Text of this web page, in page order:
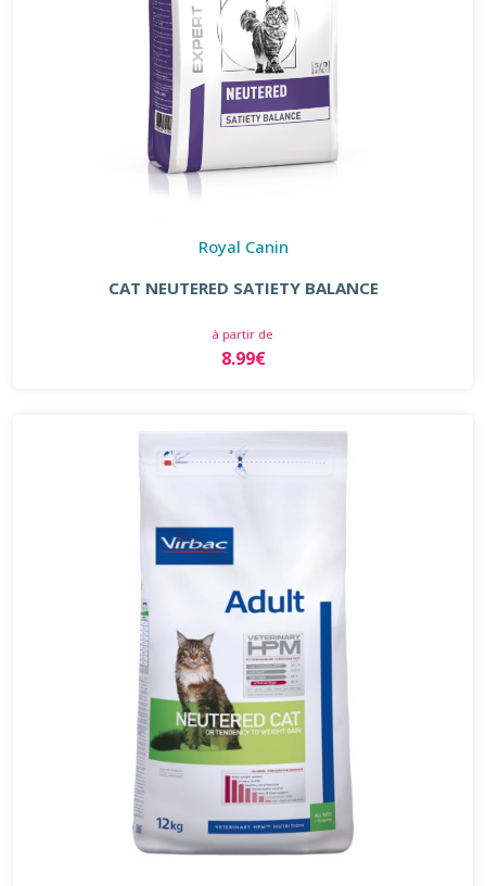
Royal Canin
CAT NEUTERED SATIETY BALANCE
à partir de
8.99€